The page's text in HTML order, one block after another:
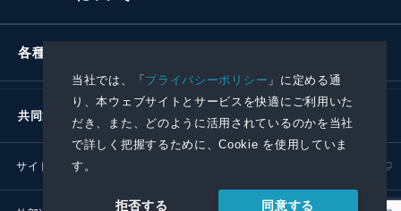
当社では、「プライバシーポリシー 」に定める通
り、本ウェブサイトとサービスを快適にご利用いた
だき、また、どのように活用されているのかを当社
で詳しく把握するために、Cookie を使用していま
す。
拒否する 同意する
各種お問い合わせ
共同通信社グループ
サイトポリシー